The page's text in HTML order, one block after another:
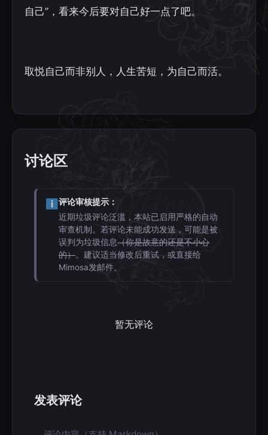
自己”，看来今后要对自己好一点了吧。
取悦自己而非别人，人生苦短，为自己而活。
讨论区
评论审核提示：
近期垃圾评论泛滥，本站已启用严格的自动
审查机制。若评论未能成功发送，可能是被
误判为垃圾信息（你是故意的还是不小心
的）。建议适当修改后重试，或直接给
Mimosa发邮件。
暂无评论
发表评论
评论内容